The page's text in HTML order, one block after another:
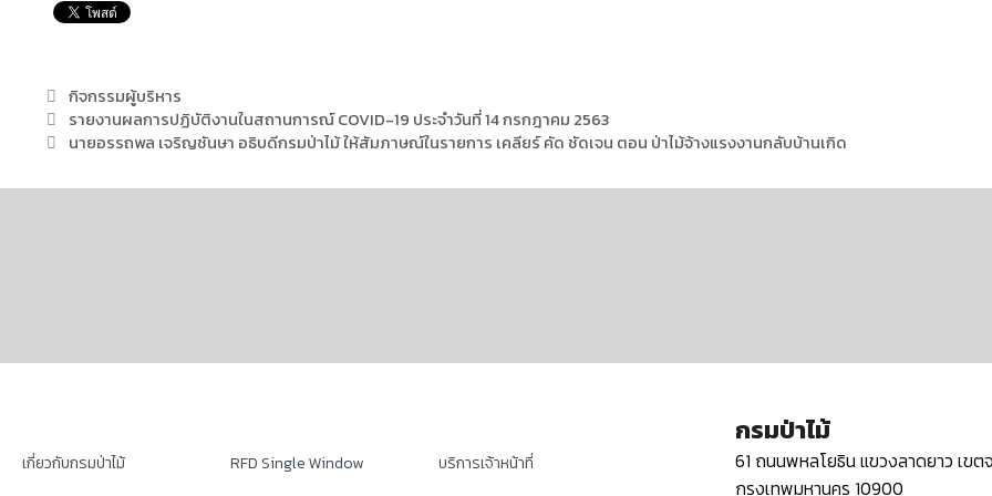
กิจกรรมผู้บริหาร
รายงานผลการปฏิบัติงานในสถานการณ์ COVID-19 ประจำวันที่ 14 กรกฎาคม 2563
นายอรรถพล เจริญชันษา อธิบดีกรมป่าไม้ ให้สัมภาษณ์ในรายการ เคลียร์ คัด ชัดเจน ตอน ป่าไม้จ้างแรงงานกลับบ้านเกิด
เกี่ยวกับกรมป่าไม้ RFD Single Window บริการเจ้าหน้าที่
กรมป่าไม้
61 ถนนพหลโยธิน แขวงลาดยาว เข
กรุงเทพมหานคร 10900